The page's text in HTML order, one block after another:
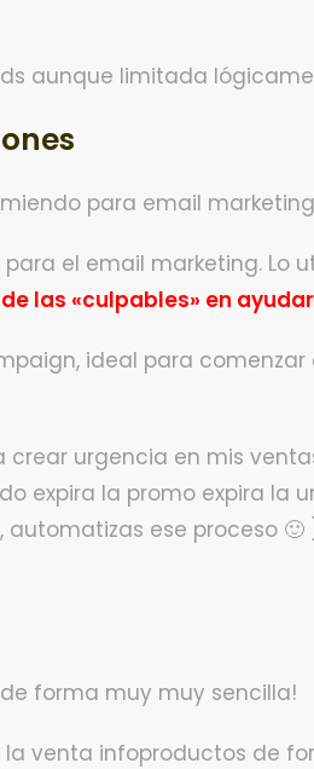
aunque limitada
para email
el email marketing. Lo
las «culpables» en
ideal para
urgencia en mis
expira la promo expira la
automatizas ese proceso
forma muy muy sencilla!
venta infoproductos de